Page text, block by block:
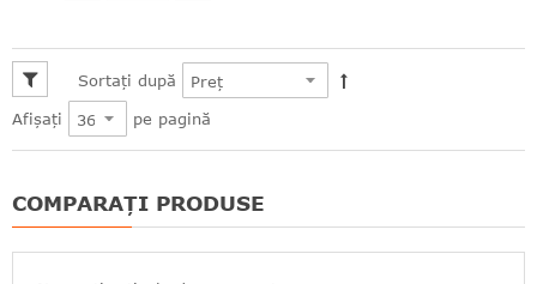
Sortați după
Afișați
pe pagină
COMPARAȚI PRODUSE